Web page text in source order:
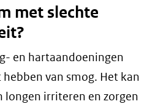
met slechte
en hartaandoeningen
van smog. Het kan
longen irriteren en zorgen